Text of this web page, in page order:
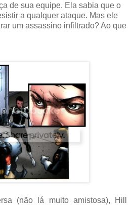
de sua equipe. Ela sabia que o
a qualquer ataque. Mas ele
um assassino infiltrado? Ao que
(não lá muito amistosa), Hill